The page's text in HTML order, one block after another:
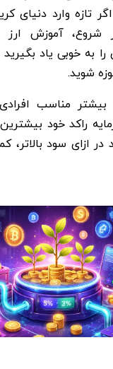
تازه وارد دنیای
شروع، آموزش ارز
به خوبی یاد بگیرید
شوید.
بیشتر مناسب
راکد خود
در ازای سود بالاتر،